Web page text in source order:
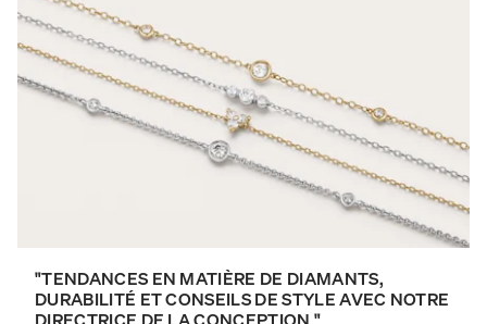
"TENDANCES EN MATIÈRE DE DIAMANTS,
DURABILITÉ ET CONSEILS DE STYLE AVEC NOTRE
DIRECTRICE DE LA CONCEPTION "